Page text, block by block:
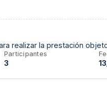
realizar la prestación
Participantes
3